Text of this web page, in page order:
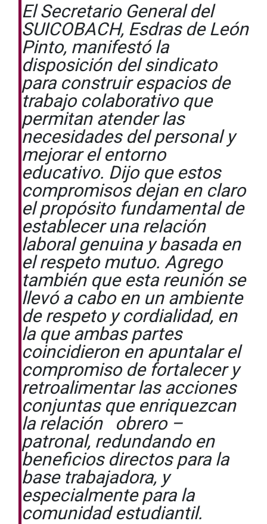
El Secretario General del
SUICOBACH, Esdras de León
Pinto, manifestó la
disposición del sindicato
para construir espacios de
trabajo colaborativo que
permitan atender las
necesidades del personal y
mejorar el entorno
educativo. Dijo que estos
compromisos dejan en claro
el propósito fundamental de
establecer una relación
laboral genuina y basada en
el respeto mutuo. Agrego
también que esta reunión se
llevó a cabo en un ambiente
de respeto y cordialidad, en
la que ambas partes
coincidieron en apuntalar el
compromiso de fortalecer y
retroalimentar las acciones
conjuntas que enriquezcan
la relación obrero –
patronal, redundando en
beneficios directos para la
base trabajadora, y
especialmente para la
comunidad estudiantil.